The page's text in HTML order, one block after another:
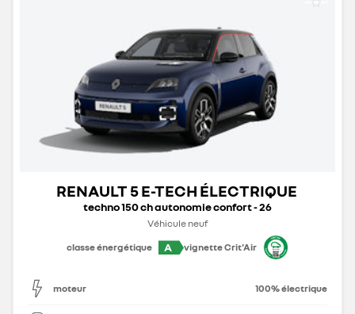
RENAULT 5 E-TECH ÉLECTRIQUE
techno 150 ch autonomie confort - 26
Véhicule neuf
classe énergétique
A vignette Crit'Air
moteur 100% électrique